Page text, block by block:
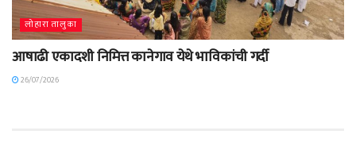
लोहारा तालुका
आषाढी एकादशी निमित्त कानेगाव येथे भाविकांची गर्दी
26/07/2026